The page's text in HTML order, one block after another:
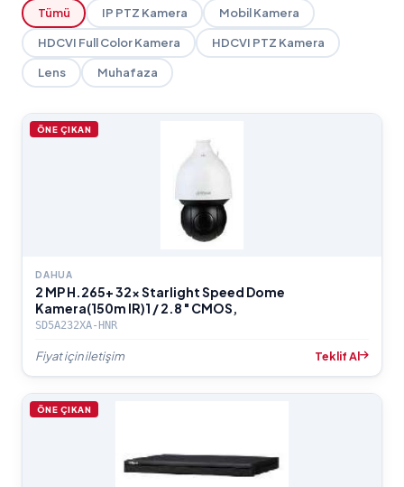
Tümü IP PTZ Kamera Mobil Kamera
HDCVI Full Color Kamera HDCVI PTZ Kamera
Lens Muhafaza
ÖNE ÇIKAN
DAHUA
2 MP H.265+ 32x Starlight Speed Dome
Kamera(150m IR)1 / 2.8 " CMOS,
SD5A232XA-HNR
Fiyat için iletişim Teklif Al
ÖNE ÇIKAN